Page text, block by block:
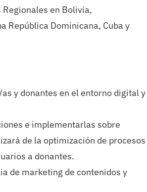
en Bolivia,
República Dominicana, Cuba y
y donantes en el entorno digital y
e implementarlas sobre
de la optimización de procesos
a donantes.
de marketing de contenidos y